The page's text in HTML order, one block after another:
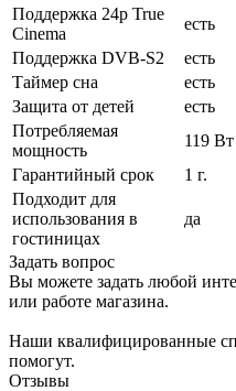
Поддержка 24p True
Cinema
есть
Поддержка DVB-S2
есть
Таймер сна
есть
Защита от детей
есть
Потребляемая
мощность
119 Вт
Гарантийный срок
1 г.
Подходит для
использования в
гостиницах
да
Задать вопрос
Вы можете задать любой
или работе магазина.
Наши квалифицированные
помогут.
Отзывы